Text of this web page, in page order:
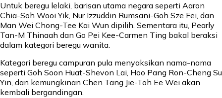
Untuk beregu lelaki, barisan utama negara seperti Aaron
Chia-Soh Wooi Yik, Nur Izzuddin Rumsani-Goh Sze Fei, dan
Man Wei Chong-Tee Kai Wun dipilih. Sementara itu, Pearly
Tan-M Thinaah dan Go Pei Kee-Carmen Ting bakal beraksi
dalam kategori beregu wanita.
Kategori beregu campuran pula menyaksikan nama-nama
seperti Goh Soon Huat-Shevon Lai, Hoo Pang Ron-Cheng Su
Yin, dan kemungkinan Chen Tang Jie-Toh Ee Wei akan
kembali bergandingan.